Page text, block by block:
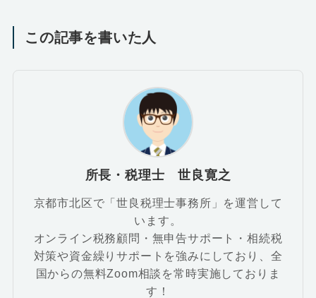
この記事を書いた人
所長・税理士 世良寛之
京都市北区で「世良税理士事務所」を運営して
います。
オンライン税務顧問・無申告サポート・相続税
対策や資金繰りサポートを強みにしており、全
国からの無料Zoom相談を常時実施しておりま
す！